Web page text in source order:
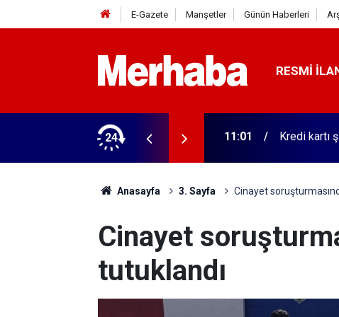
E-Gazete Manşetler Günün Haberleri
RESMI
24
riskte olabilirsiniz! 11:00 Hayatın
Anasayfa 3. Sayfa Cinayet
Cinayet
tutuklandı